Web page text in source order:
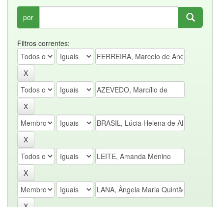
por
Filtros correntes: